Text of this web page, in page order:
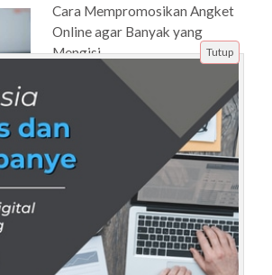
Cara Mempromosikan Angket
Online agar Banyak yang
Mengisi
Program Magang Jadi
Jembatan bagi Mahasiswa ke
Tutup